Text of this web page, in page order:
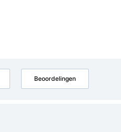
Beoordelingen